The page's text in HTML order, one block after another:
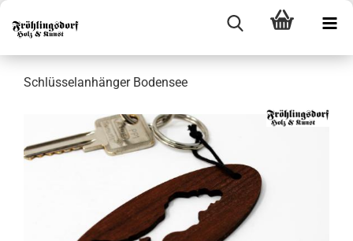
Schlüsselanhänger Bodensee